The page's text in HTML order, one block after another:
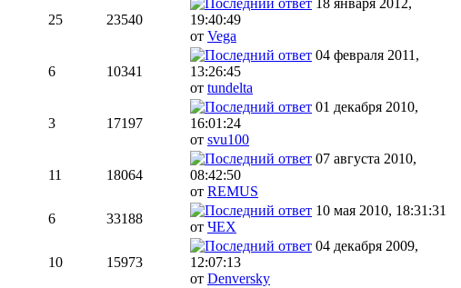
25 23540
18 января 2012,
19:40:49
от Vega
6 10341
04 февраля 2011,
13:26:45
от tundelta
3 17197
01 декабря 2010,
16:01:24
от svu100
11 18064
07 августа 2010,
08:42:50
от REMUS
6 33188
10 мая 2010, 18:31:31
от ЧЕХ
10 15973
04 декабря 2009,
12:07:13
от Denversky